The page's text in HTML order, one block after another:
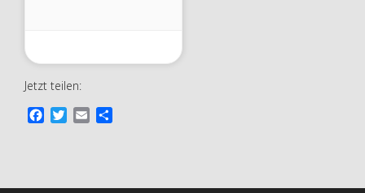
Jetzt teilen: